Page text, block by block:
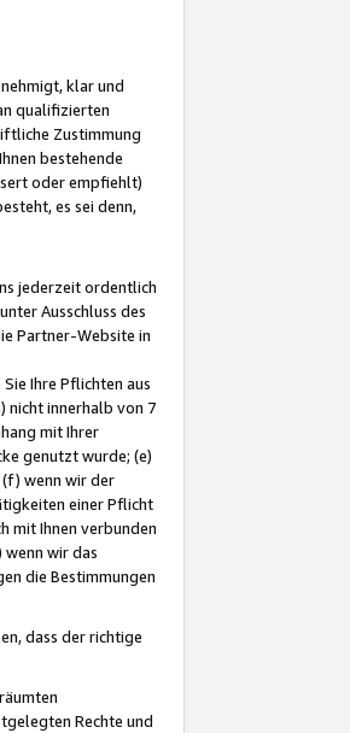
klar und
qualifizierten
Zustimmung
bestehende
oder empfiehlt)
es sei denn,
jederzeit ordentlich
Ausschluss des
Partner-Website in
Ihre Pflichten aus
nicht innerhalb von 7
mit Ihrer
genutzt wurde; (e)
(f) wenn wir der
einer Pflicht
mit Ihnen verbunden
wir das
die Bestimmungen
dass der richtige
Rechte und